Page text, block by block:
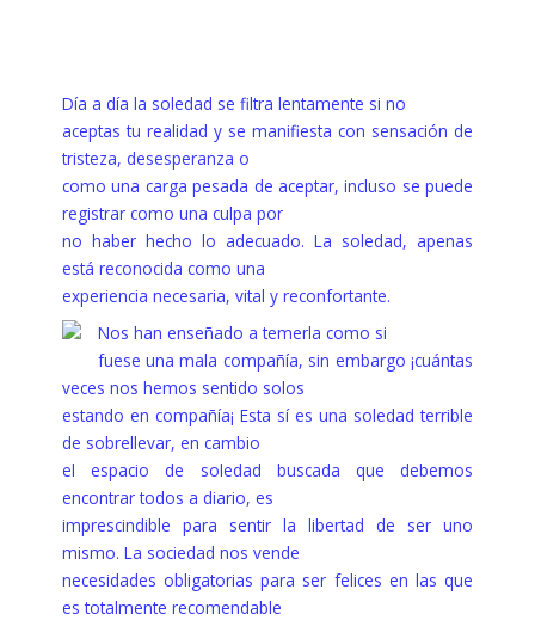
Día a día la soledad se filtra lentamente si no
aceptas tu realidad y se manifiesta con sensación de
tristeza, desesperanza o
como una carga pesada de aceptar, incluso se puede
registrar como una culpa por
no haber hecho lo adecuado. La soledad, apenas
está reconocida como una
experiencia necesaria, vital y reconfortante.
Nos han enseñado a temerla como si
fuese una mala compañía, sin embargo ¡cuántas
veces nos hemos sentido solos
estando en compañía¡ Esta sí es una soledad terrible
de sobrellevar, en cambio
el espacio de soledad buscada que debemos
encontrar todos a diario, es
imprescindible para sentir la libertad de ser uno
mismo. La sociedad nos vende
necesidades obligatorias para ser felices en las que
es totalmente recomendable